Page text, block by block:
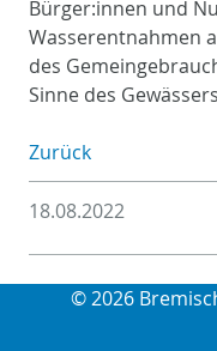
Bürger:innen und
Wasserentnahmen
des
Sinne des
Zurück
18.08.2022
© 2026